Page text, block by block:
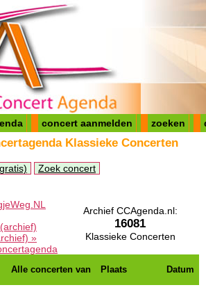
concert aanmelden zoeken
Klassieke Concerten
Zoek concert
Archief CCAgenda.nl:
16081
Klassieke Concerten
»
Alle concerten van Plaats Datum